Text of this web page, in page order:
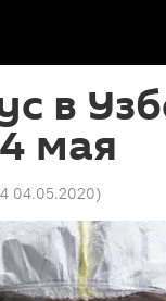
в
мая
04.05.2020)